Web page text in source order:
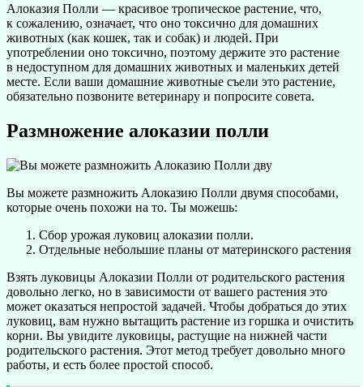
Алоказия Полли — красивое тропическое растение, что,
к сожалению, означает, что оно токсично для домашних
животных (как кошек, так и собак) и людей. При
употреблении оно токсично, поэтому держите это растение
в недоступном для домашних животных и маленьких детей
месте. Если ваши домашние животные съели это растение,
обязательно позвоните ветеринару и попросите совета.
Размножение алоказии полли
Вы можете размножить Алоказию Полли двумя способами,
которые очень похожи на то. Ты можешь:
Сбор урожая луковиц алоказии полли.
Отдельные небольшие планы от материнского растения
Взять луковицы Алоказии Полли от родительского растения
довольно легко, но в зависимости от вашего растения это
может оказаться непростой задачей. Чтобы добраться до этих
луковиц, вам нужно вытащить растение из горшка и очистить
корни. Вы увидите луковицы, растущие на нижней части
родительского растения. Этот метод требует довольно много
работы, и есть более простой способ.